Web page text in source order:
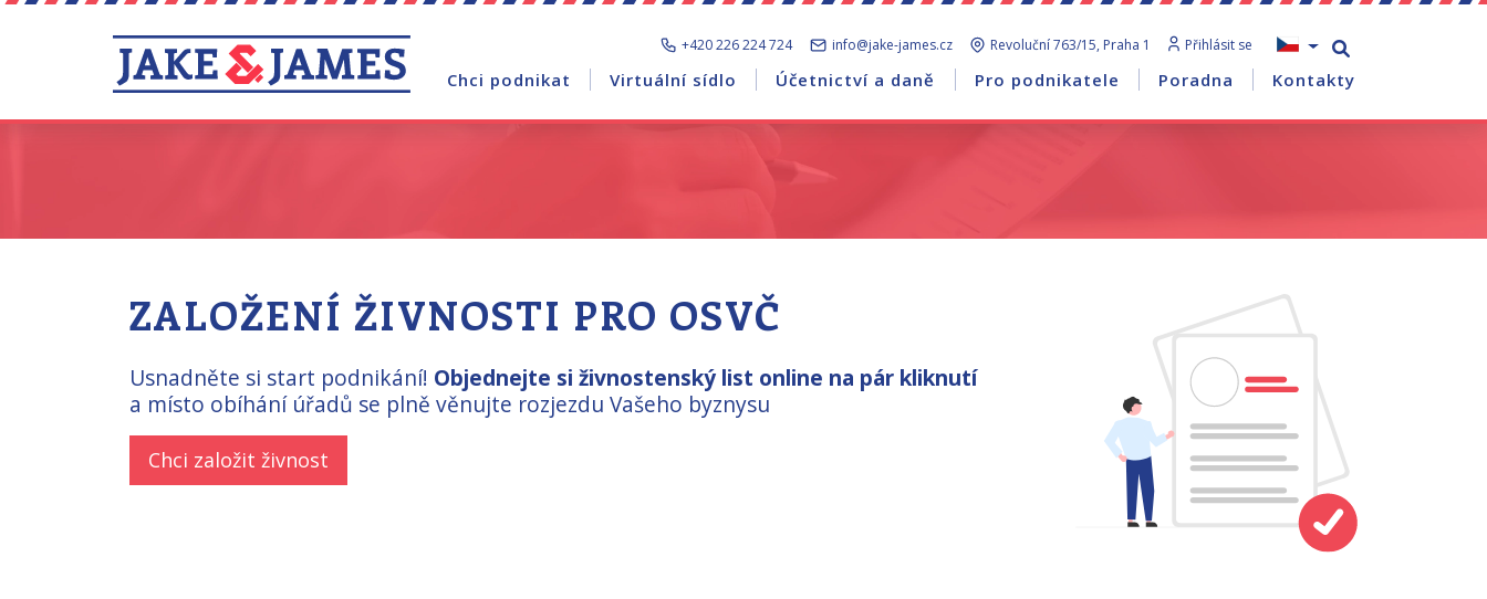
+420 226 224 724 info@jake-james.cz Revoluční 763/15, Praha 1 Přihlásit se
Chci podnikat Virtuální sídlo Účetnictví a daně Pro podnikatele Poradna Kontakty
ZALOŽENÍ ŽIVNOSTI PRO OSVČ
Usnadněte si start podnikání! Objednejte si živnostenský list online na pár kliknutí
a místo obíhání úřadů se plně věnujte rozjezdu Vašeho byznysu
Chci založit živnost